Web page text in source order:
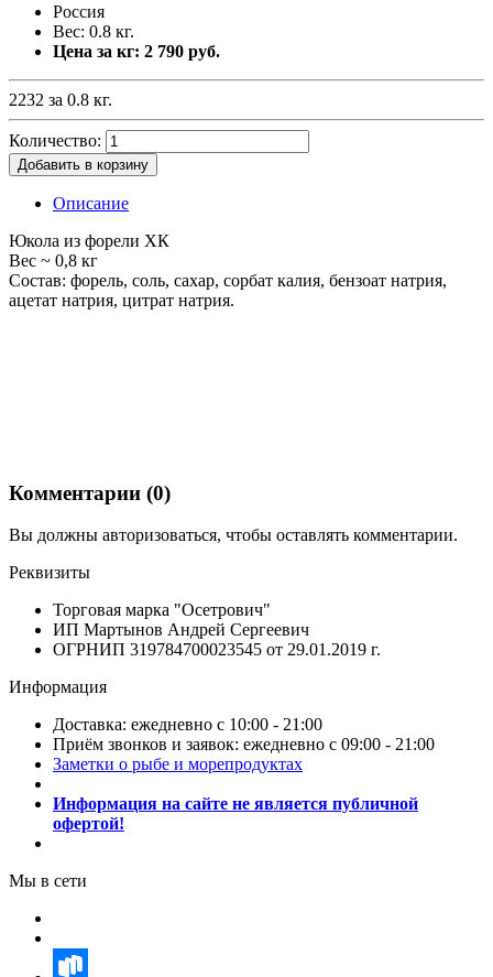
Россия
Вес: 0.8 кг.
Цена за кг: 2 790 руб.
2232 за 0.8 кг.
Количество:
Добавить в корзину
Описание
Юкола из форели ХК
Вес ~ 0,8 кг
Состав: форель, соль, сахар, сорбат калия, бензоат натрия,
ацетат натрия, цитрат натрия.
Комментарии (0)
Вы должны авторизоваться, чтобы оставлять комментарии.
Реквизиты
Торговая марка "Осетрович"
ИП Мартынов Андрей Сергеевич
ОГРНИП 319784700023545 от 29.01.2019 г.
Информация
Доставка: ежедневно с 10:00 - 21:00
Приём звонков и заявок: ежедневно с 09:00 - 21:00
Заметки о рыбе и морепродуктах
Информация на сайте не является публичной
офертой!
Мы в сети